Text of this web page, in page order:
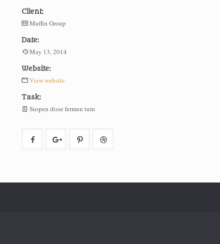
Client:
Muffin Group
Date:
May 13, 2014
Website:
View website
Task:
Suspen disse fermen tum